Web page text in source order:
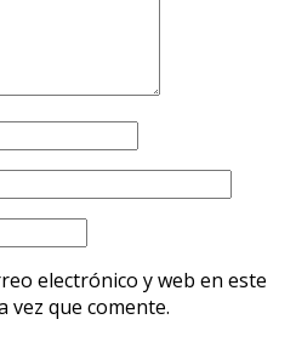
electrónico y web en este
vez que comente.